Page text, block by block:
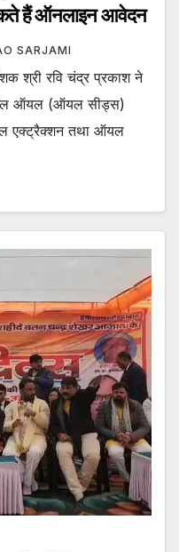
हैं ऑनलाइन आवेदन
SARJAMI
श्री रवि चंद्र प्रकाश ने
ऑयल (ऑयल सीड्स)
एक्ट्रैक्शन तथा ऑयल